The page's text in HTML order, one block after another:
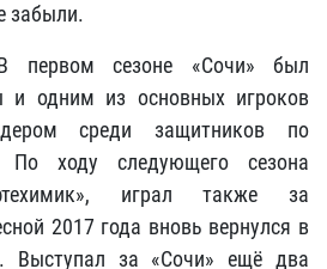
забыли.
первом сезоне «Сочи» был
и одним из основных игроков
среди защитников по
ходу следующего сезона
играл также за
2017 года вновь вернулся в
Выступал за «Сочи» ещё два